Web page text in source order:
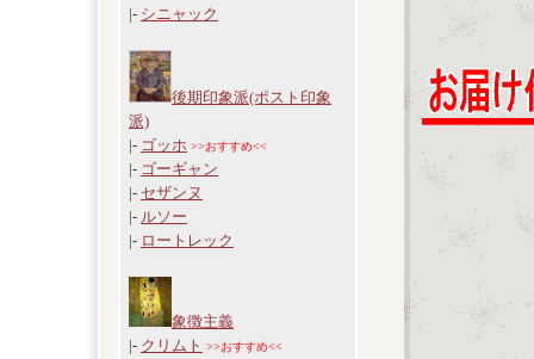
|- シニャック
後期印象派(ポスト印象
派)
|- ゴッホ >>おすすめ<<
|- ゴーギャン
|- セザンヌ
|- ルソー
|- ロートレック
象徴主義
|- クリムト >>おすすめ<<